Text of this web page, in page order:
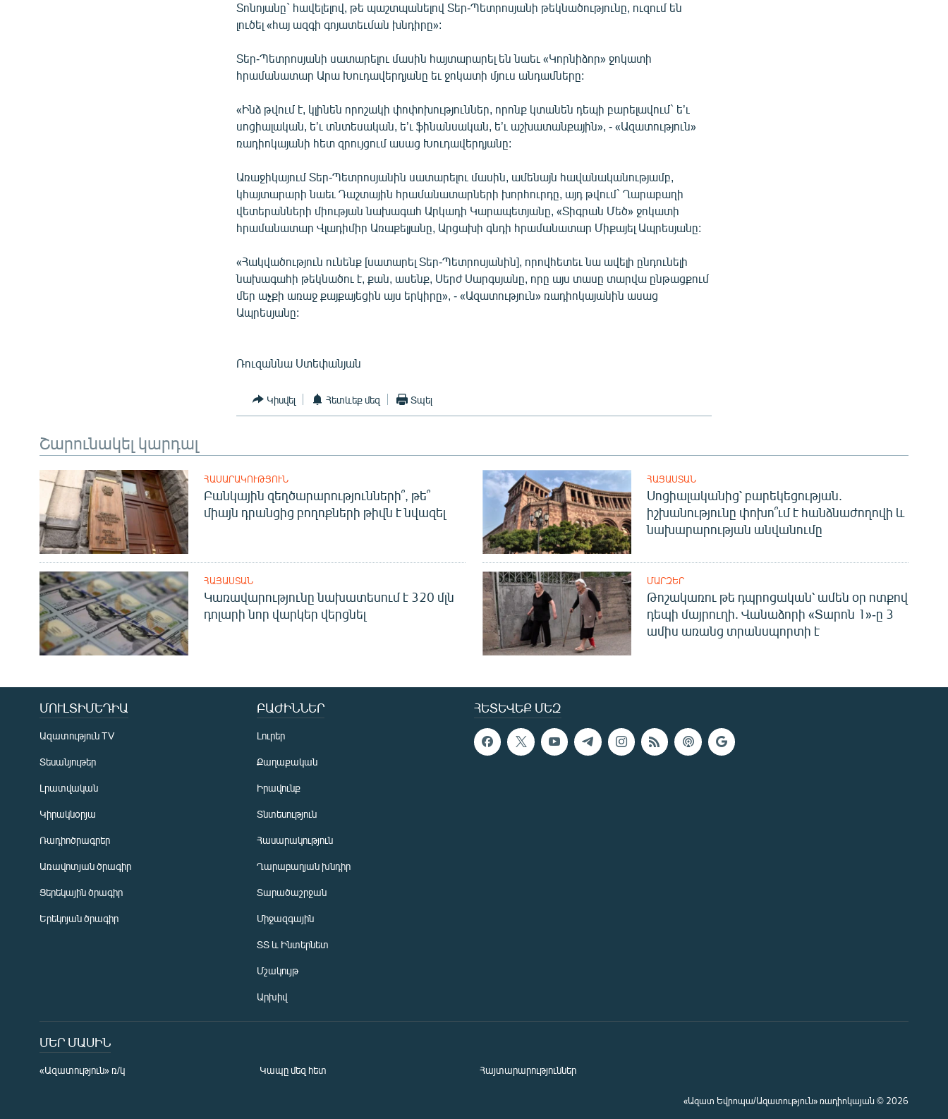
Տոնոյանը` հավելելով, թե պաշտպանելով Տեր-Պետրոսյանի թեկնածությունը, ուզում են
լուծել «հայ ազգի գոյատեւման խնդիրը»:
Տեր-Պետրոսյանի սատարելու մասին հայտարարել են նաեւ «Կորնիձոր» ջոկատի
հրամանատար Արա Խուդավերդյանը եւ ջոկատի մյուս անդամները:
«Ինձ թվում է, կլինեն որոշակի փոփոխություններ, որոնք կտանեն դեպի բարելավում` ե’ւ
սոցիալական, ե’ւ տնտեսական, ե’ւ ֆինանսական, ե’ւ աշխատանքային», - «Ազատություն»
ռադիոկայանի հետ զրույցում ասաց Խուդավերդյանը:
Առաջիկայում Տեր-Պետրոսյանին սատարելու մասին, ամենայն հավանականությամբ,
կհայտարարի նաեւ Դաշտային հրամանատարների խորհուրդը, այդ թվում` Ղարաբաղի
վետերանների միության նախագահ Արկադի Կարապետյանը, «Տիգրան Մեծ» ջոկատի
հրամանատար Վլադիմիր Առաքելյանը, Արցախի գնդի հրամանատար Միքայել Ապրեսյանը:
«Հակվածություն ունենք [սատարել Տեր-Պետրոսյանին], որովհետեւ նա ավելի ընդունելի
նախագահի թեկնածու է, քան, ասենք, Սերժ Սարգսյանը, որը այս տասը տարվա ընթացքում
մեր աչքի առաջ քայքայեցին այս երկիրը», - «Ազատություն» ռադիոկայանին ասաց
Ապրեսյանը:
Ռուզաննա Ստեփանյան
Կիսվել Հետևեք մեզ Տպել
Շարունակել կարդալ
ՀԱՍԱՐԱԿՈՒԹՅՈՒՆ
Բանկային զեղծարարությունների՞, թե՞
միայն դրանցից բողոքների թիվն է նվազել
ՀԱՅԱՍՏԱՆ
Սոցիալականից՝ բարեկեցության.
իշխանությունը փոխո՞ւմ է հանձնաժողովի և
նախարարության անվանումը
ՀԱՅԱՍՏԱՆ
Կառավարությունը նախատեսում է 320 մլն
դոլարի նոր վարկեր վերցնել
ՄԱՐԶԵՐ
Թոշակառու թե դպրոցական՝ ամեն օր ոտքով
դեպի մայրուղի. Վանաձորի «Տարոն 1»-ը 3
ամիս առանց տրանսպորտի է
ՀԵՏԵՎԵՔ ՄԵԶ
ՄՈՒԼՏԻՄԵԴԻԱ
Ազատություն TV
Տեսանյութեր
Լրատվական
Կիրակնօրյա
Ռադիոծրագրեր
Առավոտյան ծրագիր
Ցերեկային ծրագիր
Երեկոյան ծրագիր
ԲԱԺԻՆՆԵՐ
Լուրեր
Քաղաքական
Իրավունք
Տնտեսություն
Հասարակություն
Ղարաբաղյան խնդիր
Տարածաշրջան
Միջազգային
ՏՏ և Ինտերնետ
Մշակույթ
Արխիվ
ՄԵՐ ՄԱՍԻՆ
«Ազատություն» ռ/կ Կապը մեզ հետ Հայտարարություններ
«Ազատ Եվրոպա/Ազատություն» ռադիոկայան © 2026